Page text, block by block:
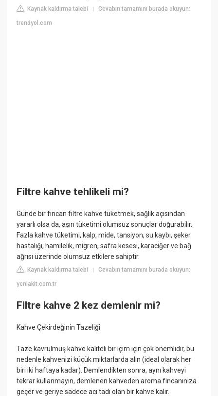
Kaynak kaldırma talebi |Cevabın tamamını burada okuyun:
trendyol.com
Filtre kahve tehlikeli mi?
Günde bir fincan filtre kahve tüketmek, sağlık açısından
yararlı olsa da, aşırı tüketimi olumsuz sonuçlar doğurabilir.
Fazla kahve tüketimi, kalp, mide, tansiyon, su kaybı, şeker
hastalığı, hamilelik, migren, safra kesesi, karaciğer ve bağ
ağrısı üzerinde olumsuz etkilere sahiptir.
Kaynak kaldırma talebi |Cevabın tamamını burada okuyun:
yeniakit.com.tr
Filtre kahve 2 kez demlenir mi?
Kahve Çekirdeğinin Tazeliği
Taze kavrulmuş kahve kaliteli bir içim için çok önemlidir, bu
nedenle kahvenizi küçük miktarlarda alın (ideal olarak her
biri iki haftaya kadar). Demlendikten sonra, aynı kahveyi
tekrar kullanmayın, demlenen kahveden aroma fincanınıza
geçer ve geriye sadece acı tadı olan bir kahve kalır.